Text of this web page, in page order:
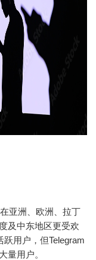
亚洲、欧洲、拉丁
及中东地区更受欢
用户，但Telegram
量用户。